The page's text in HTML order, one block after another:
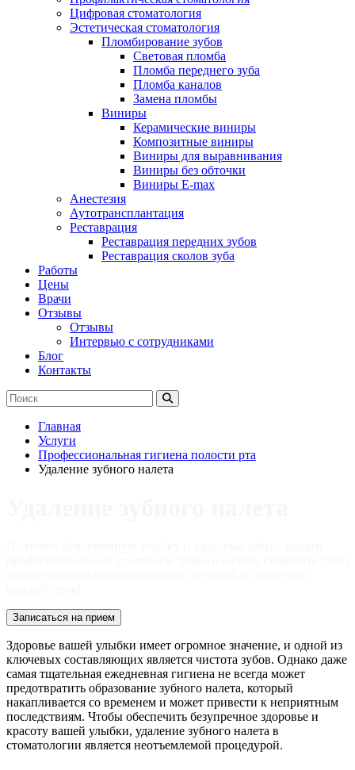
Цифровая стоматология
Эстетическая стоматология
Пломбирование зубов
Световая пломба
Пломба переднего зуба
Пломба каналов
Замена пломбы
Виниры
Керамические виниры
Композитные виниры
Виниры для выравнивания
Виниры без обточки
Виниры E-max
Анестезия
Аутотрансплантация
Реставрация
Реставрация передних зубов
Реставрация сколов зуба
Работы
Цены
Врачи
Отзывы
Отзывы
Интервью с сотрудниками
Блог
Контакты
Главная
Услуги
Профессиональная гигиена полости рта
Удаление зубного налета
Записаться на прием
Здоровье вашей улыбки имеет огромное значение, и одной из
ключевых составляющих является чистота зубов. Однако даже
самая тщательная ежедневная гигиена не всегда может
предотвратить образование зубного налета, который
накапливается со временем и может привести к неприятным
последствиям. Чтобы обеспечить безупречное здоровье и
красоту вашей улыбки, удаление зубного налета в
стоматологии является неотъемлемой процедурой.